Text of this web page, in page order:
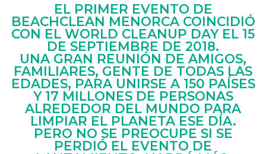
EL PRIMER EVENTO DE
BEACHCLEAN MENORCA COINCIDIÓ
CON EL WORLD CLEANUP DAY EL 15
DE SEPTIEMBRE DE 2018.
UNA GRAN REUNIÓN DE AMIGOS,
FAMILIARES, GENTE DE TODAS LAS
EDADES, PARA UNIRSE A 150 PAÍSES
Y 17 MILLONES DE PERSONAS
ALREDEDOR DEL MUNDO PARA
LIMPIAR EL PLANETA ESE DÍA.
PERO NO SE PREOCUPE SI SE
PERDIÓ EL EVENTO DE